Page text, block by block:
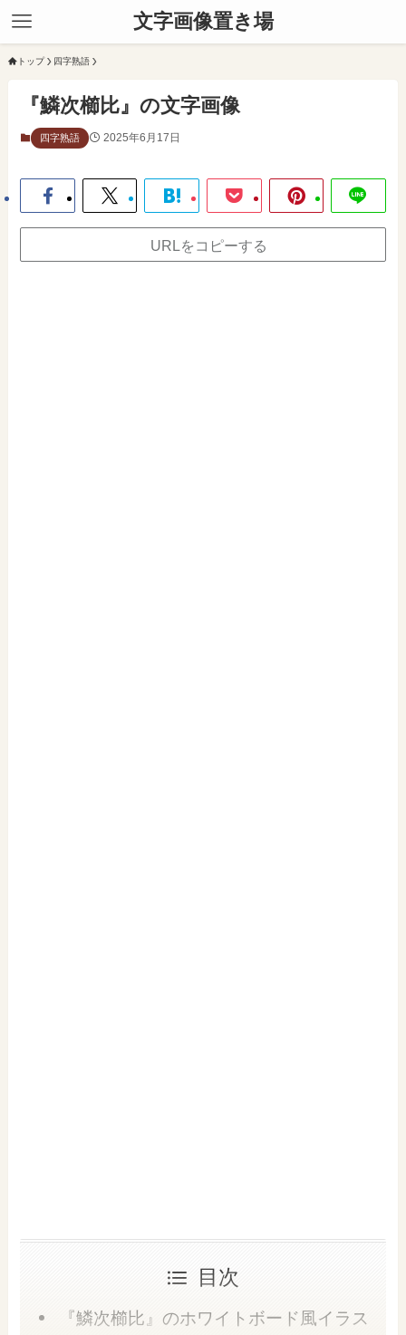
文字画像置き場
トップ 四字熟語
『鱗次櫛比』の文字画像
四字熟語 2025年6月17日
URLをコピーする
目次
『鱗次櫛比』のホワイトボード風イラス